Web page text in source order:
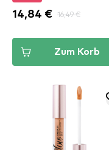
14,84 € 16,49 €
Zum Korb